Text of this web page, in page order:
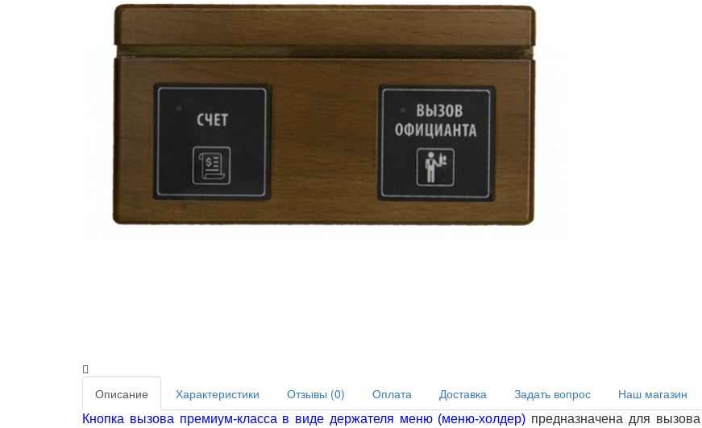
Описание Характеристики Отзывы (0) Оплата Доставка Задать вопрос Наш магазин
Кнопка вызова премиум-класса в виде держателя меню (меню-холдер) предназначена для